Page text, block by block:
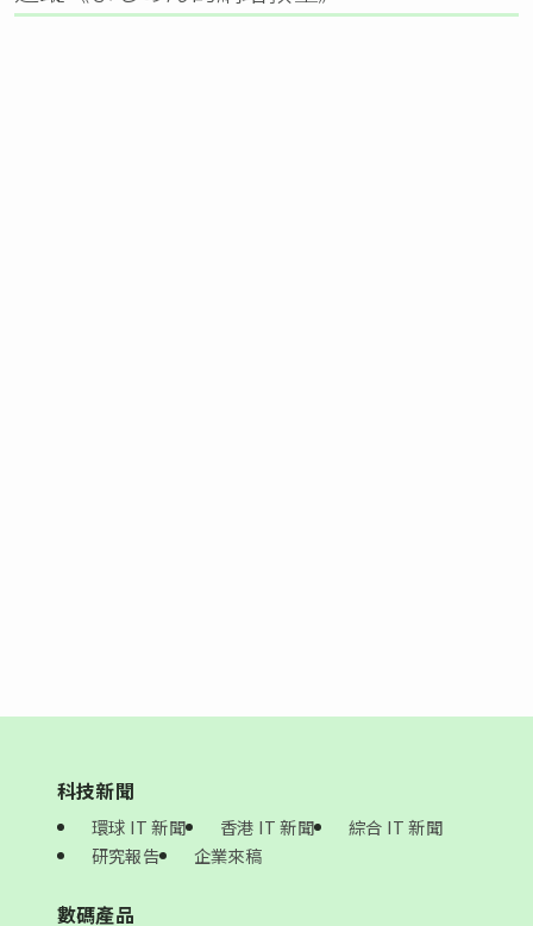
科技新聞
環球 IT 新聞 香港 IT 新聞
綜合 IT 新聞
研究報告
企業來稿
數碼產品